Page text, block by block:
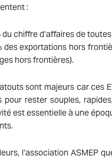
:
du chiffre d’affaires de
des exportations hors
hors frontières).
sont majeurs car ces
pour rester souples,
est essentielle à une
l’association ASMEP